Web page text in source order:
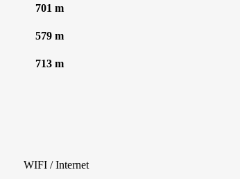
701 m
579 m
713 m
WIFI / Internet